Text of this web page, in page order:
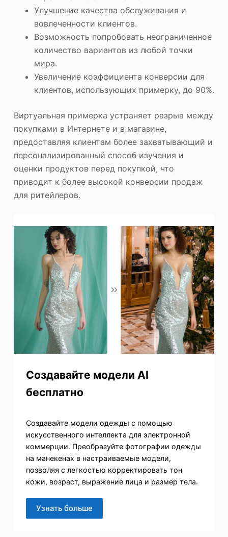
Улучшение качества обслуживания и
вовлеченности клиентов.
Возможность попробовать неограниченное
количество вариантов из любой точки
мира.
Увеличение коэффициента конверсии для
клиентов, использующих примерку, до 90%.
Виртуальная примерка устраняет разрыв между
покупками в Интернете и в магазине,
предоставляя клиентам более захватывающий и
персонализированный способ изучения и
оценки продуктов перед покупкой, что
приводит к более высокой конверсии продаж
для ритейлеров.
Создавайте модели AI
бесплатно
Создавайте модели одежды с помощью
искусственного интеллекта для электронной
коммерции. Преобразуйте фотографии одежды
на манекенах в настраиваемые модели,
позволяя с легкостью корректировать тон
кожи, возраст, выражение лица и размер тела.
Узнать больше